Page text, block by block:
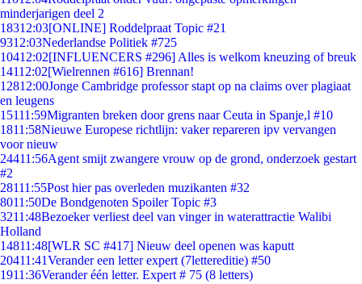
minderjarigen deel 2
18312:03[ONLINE] Roddelpraat Topic #21
9312:03Nederlandse Politiek #725
10412:02[INFLUENCERS #296] Alles is welkom kneuzing of breuk
14112:02[Wielrennen #616] Brennan!
12812:00Jonge Cambridge professor stapt op na claims over plagiaat
en leugens
15111:59Migranten breken door grens naar Ceuta in Spanje,l #10
1811:58Nieuwe Europese richtlijn: vaker repareren ipv vervangen
voor nieuw
24411:56Agent smijt zwangere vrouw op de grond, onderzoek gestart
#2
28111:55Post hier pas overleden muzikanten #32
8011:50De Bondgenoten Spoiler Topic #3
3211:48Bezoeker verliest deel van vinger in waterattractie Walibi
Holland
14811:48[WLR SC #417] Nieuw deel openen was kaputt
20411:41Verander een letter expert (7lettereditie) #50
1911:36Verander één letter. Expert # 75 (8 letters)